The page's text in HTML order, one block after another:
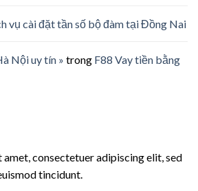
vụ cài đặt tần số bộ đàm tại Đồng Nai
Nội uy tín » trong F88 Vay tiền bằng
consectetuer adipiscing elit, sed
tincidunt.